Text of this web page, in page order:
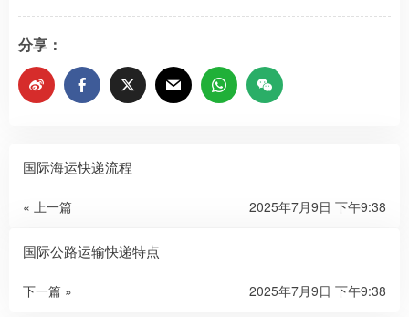
分享：
国际海运快递流程
« 上一篇 2025年7月9日 下午9:38
国际公路运输快递特点
下一篇 » 2025年7月9日 下午9:38